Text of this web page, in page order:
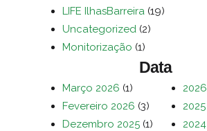
LIFE IlhasBarreira (19)
Uncategorized (2)
Monitorização (1)
Data
Março 2026 (1)
Fevereiro 2026 (3)
Dezembro 2025 (1)
2026
2025
2024